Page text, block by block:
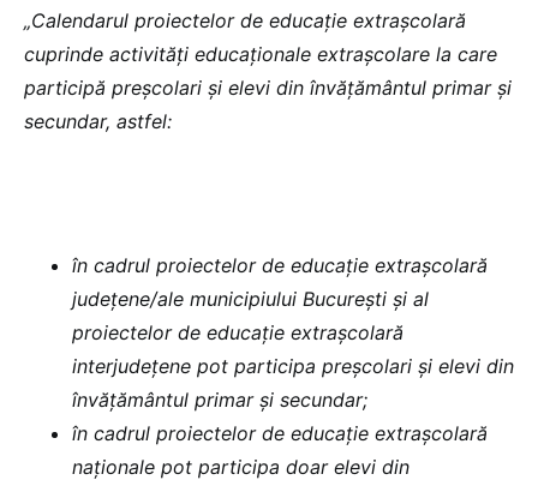
„Calendarul proiectelor de educație extrașcolară
cuprinde activități educaționale extrașcolare la care
participă preșcolari și elevi din învățământul primar și
secundar, astfel:
în cadrul proiectelor de educație extrașcolară
județene/ale municipiului București și al
proiectelor de educație extrașcolară
interjudețene pot participa preșcolari și elevi din
învățământul primar și secundar;
în cadrul proiectelor de educație extrașcolară
naționale pot participa doar elevi din